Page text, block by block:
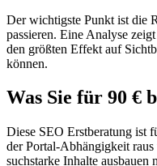
Der wichtigste Punkt ist die
passieren. Eine Analyse
den größten Effekt auf
können.
Was Sie für 90 €
Diese SEO Erstberatung ist
der Portal-Abhängigkeit
suchstarke Inhalte ausbauen